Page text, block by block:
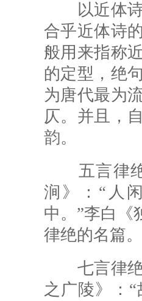
以近体诗
合乎近体诗
般用来指称
的定型，绝
为唐代最为
仄。并且，
韵。
五言律绝
涧》：“人
中。”李白《
律绝的名篇。
七言律绝
之广陵》：